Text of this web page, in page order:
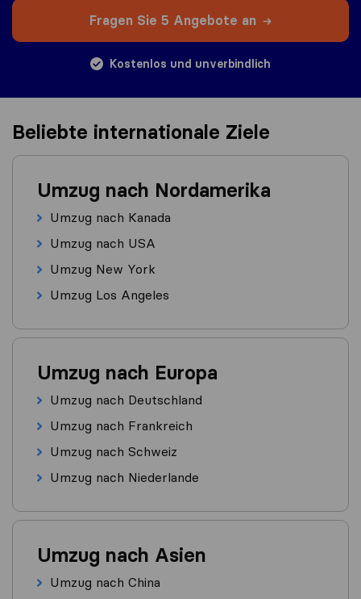
Fragen Sie 5 Angebote an
Kostenlos und unverbindlich
Beliebte internationale Ziele
Umzug nach Nordamerika
Umzug nach Kanada
Umzug nach USA
Umzug New York
Umzug Los Angeles
Umzug nach Europa
Umzug nach Deutschland
Umzug nach Frankreich
Umzug nach Schweiz
Umzug nach Niederlande
Umzug nach Asien
Umzug nach China